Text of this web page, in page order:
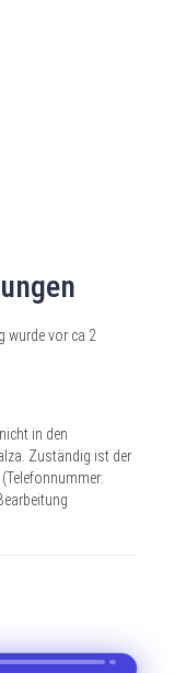
wurde vor ca 2
in den
Zuständig ist der